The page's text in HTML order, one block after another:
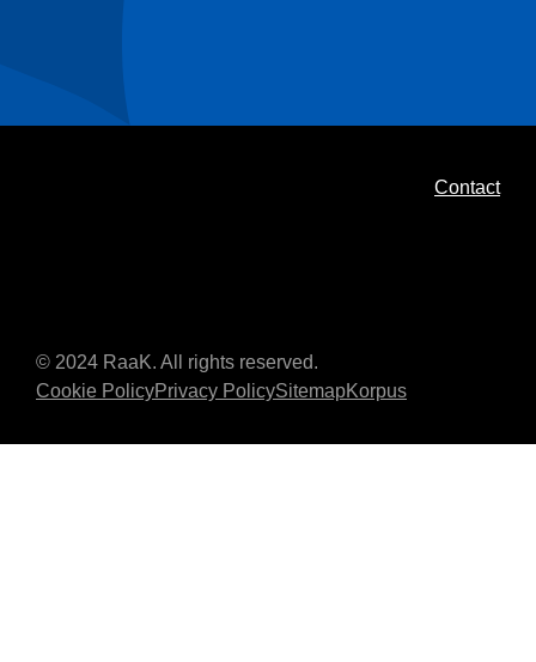
Contact
© 2024 RaaK. All rights reserved.
Cookie PolicyPrivacy PolicySitemapKorpus